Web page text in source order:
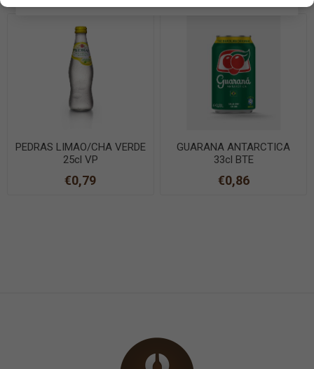
PEDRAS LIMAO/CHA VERDE
25cl VP
€0,79
GUARANA ANTARCTICA
33cl BTE
€0,86